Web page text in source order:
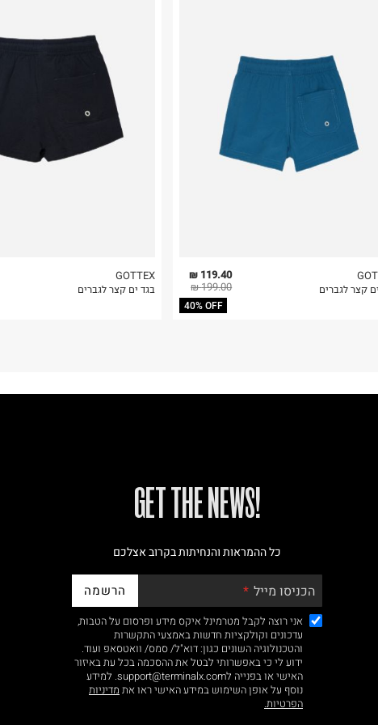
באתר בלבד
בלבד. לא ניתן
GOTTEX
בגד ים קצר לגברים
119.40 ₪
199.00 ₪
40% OFF
קצר לגברים
!GET THE NEWS
כל ההמראות והנחיתות בקרוב אצלכם
הכניסו מייל הרשמה
אני רוצה לקבל מטרמינל איקס מידע ופרסום על הטבות,
עדכונים וקולקציות חדשות באמצעי התקשרות
והטכנולוגיה השונים כגון: דוא"ל/ סמס/ וואטסאפ ועוד.
ידוע לי כי באפשרותי לבטל את ההסכמה בכל עת באיזור
האישי או בפנייה לsupport@terminalx.com. למידע
נוסף על אופן השימוש במידע האישי ראו את מדיניות
הפרטיות.